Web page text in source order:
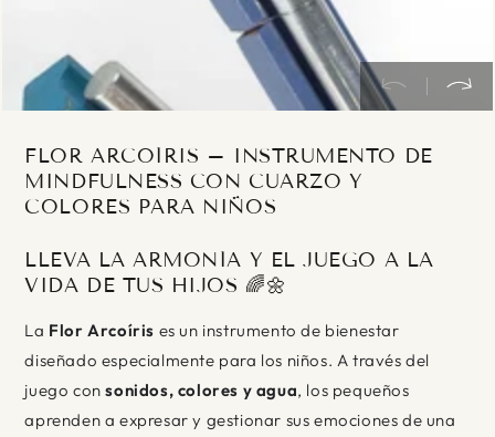
FLOR ARCOÍRIS – INSTRUMENTO DE
MINDFULNESS CON CUARZO Y
COLORES PARA NIÑOS
LLEVA LA ARMONÍA Y EL JUEGO A LA
VIDA DE TUS HIJOS 🌈🌼
La Flor Arcoíris es un instrumento de bienestar
diseñado especialmente para los niños. A través del
juego consonidos, colores y agua, los pequeños
aprenden a expresar y gestionar sus emociones de una